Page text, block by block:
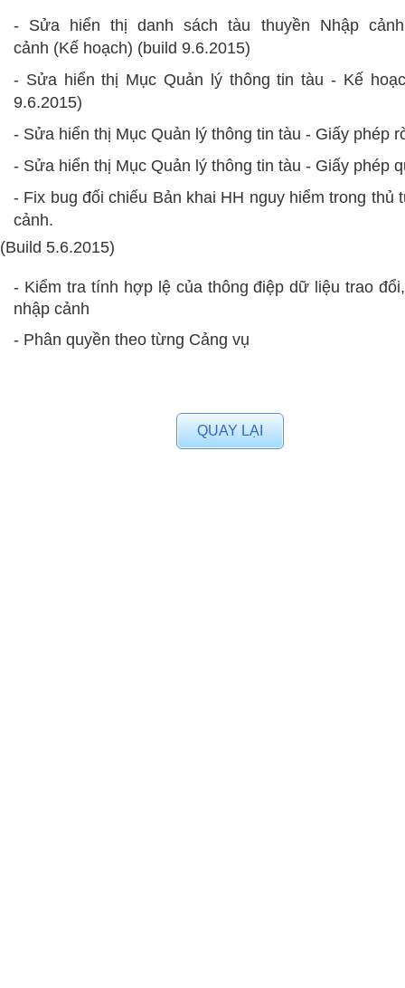
- Sửa hiển thị danh sách tàu thuyền Nhập
cảnh (Kế hoạch) (build 9.6.2015)
- Sửa hiển thị Mục Quản lý thông tin tàu - Kế
9.6.2015)
- Sửa hiển thị Mục Quản lý thông tin tàu - Giấy phép
- Sửa hiển thị Mục Quản lý thông tin tàu - Giấy phép
- Fix bug đối chiếu Bản khai HH nguy hiểm trong thủ
cảnh.
(Build 5.6.2015)
- Kiểm tra tính hợp lệ của thông điệp dữ liệu trao
nhập cảnh
- Phân quyền theo từng Cảng vụ
QUAY LẠI